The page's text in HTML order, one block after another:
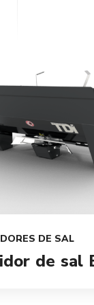
DE SAL
de sal